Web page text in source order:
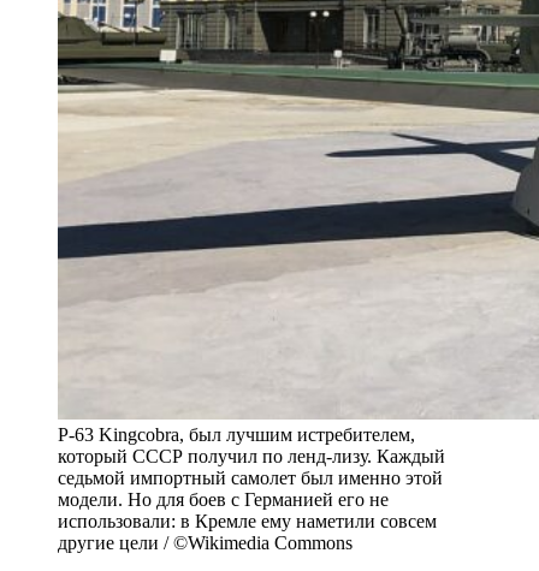
P-63 Kingcobra, был лучшим истребителем,
который СССР получил по ленд-лизу. Каждый
седьмой импортный самолет был именно этой
модели. Но для боев с Германией его не
использовали: в Кремле ему наметили совсем
другие цели / ©Wikimedia Commons